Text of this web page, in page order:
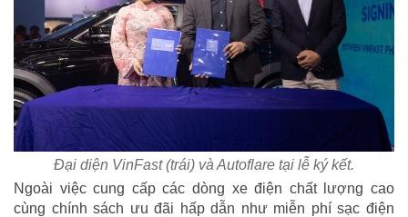
Đại diện VinFast (trái) và Autoflare tại lễ ký kết.
Ngoài việc cung cấp các dòng xe điện chất lượng cao
cùng chính sách ưu đãi hấp dẫn như miễn phí sạc điện